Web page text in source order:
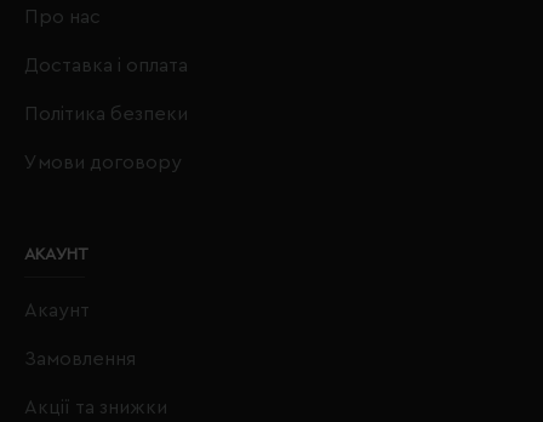
Про нас
Доставка і оплата
Політика безпеки
Умови договору
АКАУНТ
Акаунт
Замовлення
Акції та знижки